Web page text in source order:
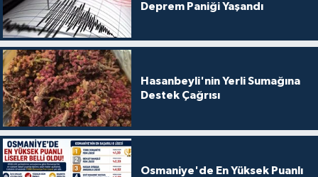
Deprem Paniği Yaşandı
Hasanbeyli'nin Yerli Sumağına
Destek Çağrısı
Osmaniye'de En Yüksek Puanlı